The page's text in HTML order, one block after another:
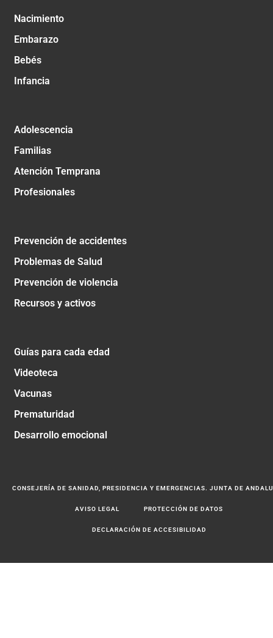
Nacimiento
Embarazo
Bebés
Infancia
Adolescencia
Familias
Atención Temprana
Profesionales
Prevención de accidentes
Problemas de Salud
Prevención de violencia
Recursos y activos
Guías para cada edad
Videoteca
Vacunas
Prematuridad
Desarrollo emocional
CONSEJERÍA DE SANIDAD, PRESIDENCIA Y EMERGENCIAS. JUNTA DE
AVISO LEGAL PROTECCIÓN DE DATOS
DECLARACIÓN DE ACCESIBILIDAD